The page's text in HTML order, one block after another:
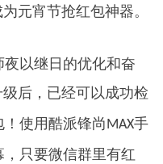
元宵节抢红包神器。
以继日的优化和奋
后，已经可以成功检
使用酷派锋尚MAX手
只要微信群里有红